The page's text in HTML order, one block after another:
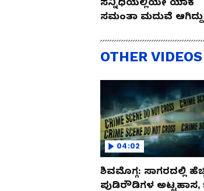
ಸಮಂತಾ ಮದುವೆ
OTHER VIDEOS
04:02
ಶಿವಮೊಗ್ಗ: ಸಾಗರದಲ್ಲಿ
ಪುಡಿರೌಡಿಗಳ ಅಟ್ಟಹಾಸ,